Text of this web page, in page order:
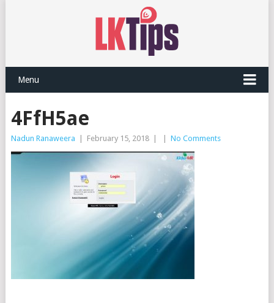
Menu
4FfH5ae
Nadun Ranaweera February 15, 2018 No Comments